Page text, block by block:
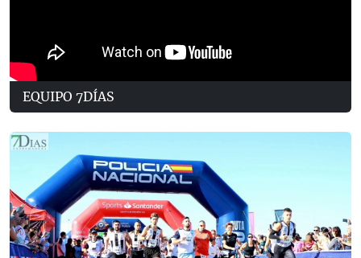
EQUIPO 7DÍAS